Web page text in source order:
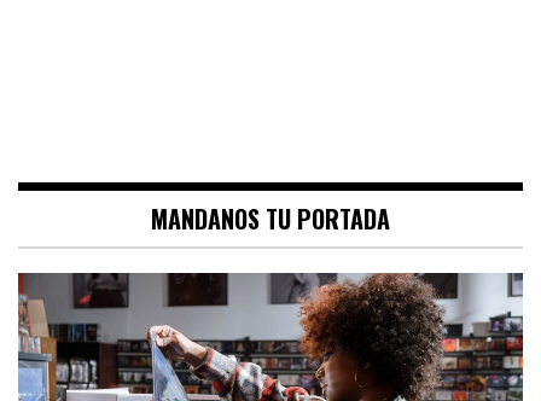
MANDANOS TU PORTADA